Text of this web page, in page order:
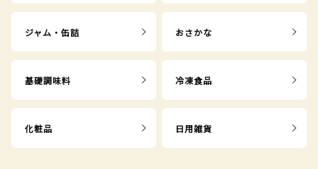
ジャム・缶詰 おさかな
基礎調味料 冷凍食品
化粧品 日用雑貨